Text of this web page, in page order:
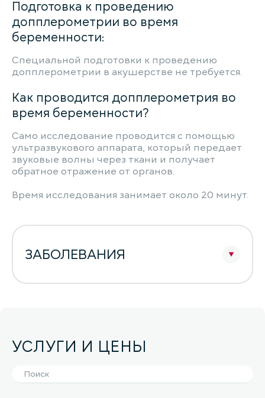
Подготовка к проведению
допплерометрии во время
беременности:
Специальной подготовки к проведению
допплерометрии в акушерстве не требуется.
Как проводится допплерометрия во
время беременности?
Само исследование проводится с помощью
ультразвукового аппарата, который передает
звуковые волны через ткани и получает
обратное отражение от органов.
Время исследования занимает около 20 минут.
ЗАБОЛЕВАНИЯ
УСЛУГИ И ЦЕНЫ